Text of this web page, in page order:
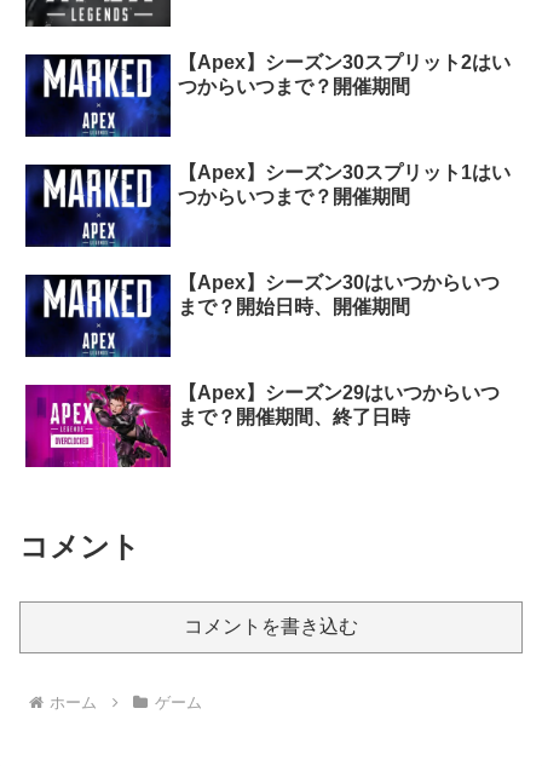
【Apex】シーズン30スプリット2はい
つからいつまで？開催期間
【Apex】シーズン30スプリット1はい
つからいつまで？開催期間
【Apex】シーズン30はいつからいつ
まで？開始日時、開催期間
【Apex】シーズン29はいつからいつ
まで？開催期間、終了日時
コメント
コメントを書き込む
ホーム ゲーム